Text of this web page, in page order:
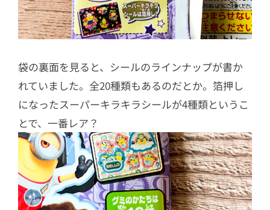
袋の裏面を見ると、シールのラインナップが書か
れていました。全20種類もあるのだとか。箔押し
になったスーパーキラキラシールが4種類というこ
とで、一番レア？